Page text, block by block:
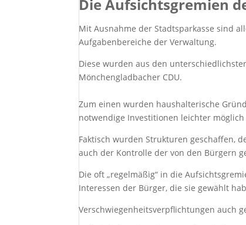
Die Aufsichtsgremien
Mit Ausnahme der Stadtsparkasse sind
Aufgabenbereiche der Verwaltung.
Diese wurden aus den
Mönchengladbacher CDU.
Zum einen wurden haushalterische
notwendige Investitionen leichter möglich
Faktisch wurden Strukturen geschaffen,
auch der Kontrolle der von den Bürgern
Die oft „regelmäßig“ in die
Interessen der Bürger, die sie gewählt
Verschwiegenheitsverpflichtungen auch